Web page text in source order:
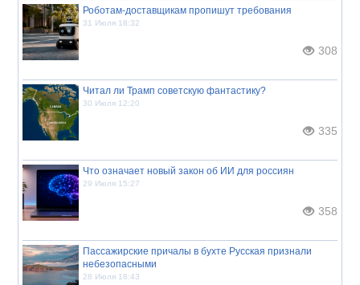
Роботам-доставщикам пропишут требования
31 Июля 18:32
308
Читал ли Трамп советскую фантастику?
30 Июля 12:20
335
Что означает новый закон об ИИ для россиян
29 Июля 15:27
358
Пассажирские причалы в бухте Русская признали
небезопасными
28 Июля 18:43